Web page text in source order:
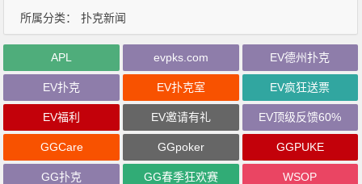
所属分类： 扑克新闻
APL evpks.com EV德州扑克
EV扑克 EV扑克室 EV疯狂送票
EV福利 EV邀请有礼 EV顶级反馈60%
GGCare GGpoker GGPUKE
GG扑克 GG春季狂欢赛 WSOP